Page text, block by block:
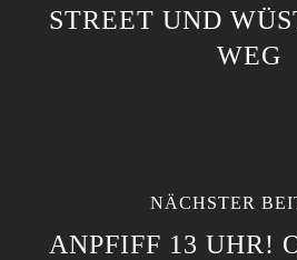
TREET UND
EG
NÄCHSTER
ANPFIFF 13 UHR!